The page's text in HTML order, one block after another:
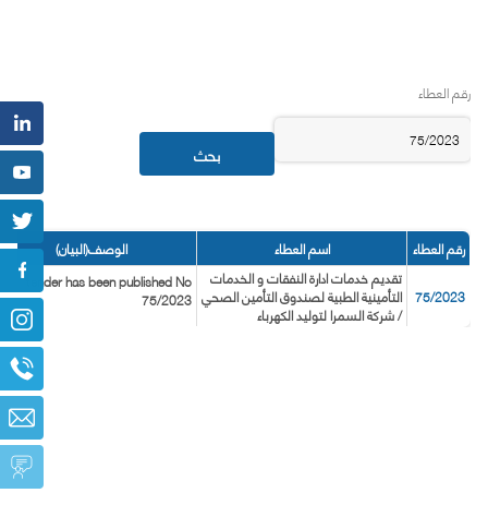
رقم العطاء
رقم العطاء اسم العطاء
الوصف(البيان)
75/2023
تقديم خدمات ادارة النفقات و الخدمات
التأمينية الطبية لصندوق التأمين الصحي
/ شركة السمرا لتوليد الكهرباء
tender has been published No
75/2023